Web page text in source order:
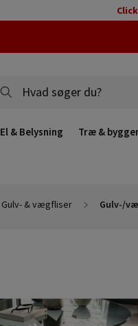
El & Belysning Træ &
Gulv- & vægfliser Gulv-/